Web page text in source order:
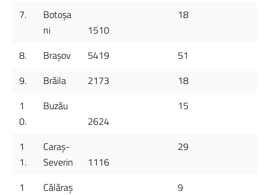
7.
Botoșa
ni
1510
18
8. Brașov 5419
51
9.
Brăila 2173
18
1
0.
Buzău
2624
15
1
1.
Caraș-
Severin
1116
29
1
Călăraș
9